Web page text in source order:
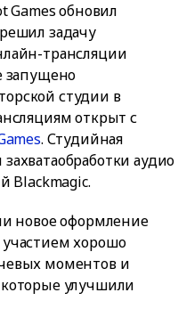
обновил
задачу
трансляции
запущено
студии в
открыт с
. Студийная
аудио
Blackmagic.
новое оформление
хорошо
моментов и
улучшили